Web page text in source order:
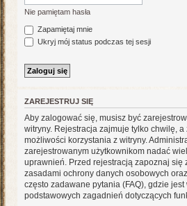
Nie pamiętam hasła
Zapamiętaj mnie
Ukryj mój status podczas tej sesji
ZAREJESTRUJ SIĘ
Aby zalogować się, musisz być
witryny. Rejestracja zajmuje tylko chwilę,
możliwości korzystania z witryny.
zarejestrowanym użytkownikom nadać
uprawnień. Przed rejestracją zapoznaj się
zasadami ochrony danych osobowych
często zadawane pytania (FAQ), gdzie
podstawowych zagadnień dotyczących